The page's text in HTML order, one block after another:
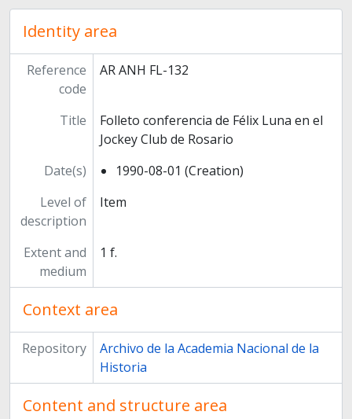
Identity area
Reference
code
AR ANH FL-132
Title
Folleto conferencia de Félix Luna en el
Jockey Club de Rosario
Date(s)
1990-08-01 (Creation)
Level of
description
Item
Extent and
medium
1 f.
Context area
Repository
Archivo de la Academia Nacional de la
Historia
Content and structure area